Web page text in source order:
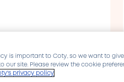
is important to Coty, so we want to
our site. Please review the cookie
privacy policy